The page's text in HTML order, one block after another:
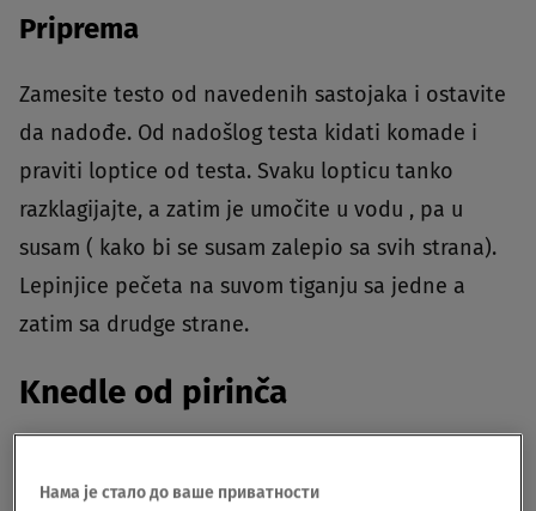
Priprema
Zamesite testo od navedenih sastojaka i ostavite
da nadođe. Od nadošlog testa kidati komade i
praviti loptice od testa. Svaku lopticu tanko
razklagijajte, a zatim je umočite u vodu , pa u
susam ( kako bi se susam zalepio sa svih strana).
Lepinjice pečeta na suvom tiganju sa jedne a
zatim sa drudge strane.
Knedle od pirinča
Нама је стало до ваше приватности